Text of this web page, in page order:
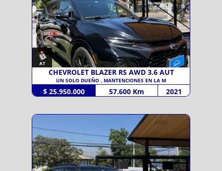
CHEVROLET BLAZER RS AWD 3.6 AUT
UN SOLO DUEÑO , MANTENCIONES EN LA M
$ 25.950.000 57.600 Km 2021